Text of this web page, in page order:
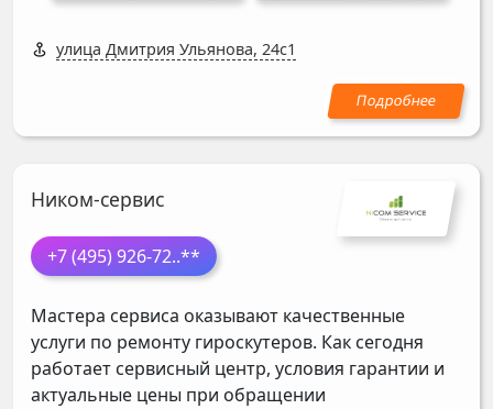
улица Дмитрия Ульянова, 24с1
Ником-сервис
+7 (495) 926-72..**
Мастера сервиса оказывают качественные
услуги по ремонту гироскутеров. Как сегодня
работает сервисный центр, условия гарантии и
актуальные цены при обращении